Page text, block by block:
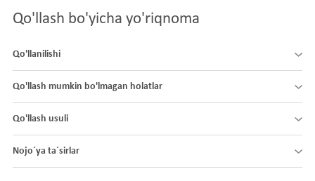
Qo'llash bo'yicha yo'riqnoma
Qo'llanilishi
Qo'llash mumkin bo'lmagan holatlar
Qo'llash usuli
Nojo´ya ta´sirlar